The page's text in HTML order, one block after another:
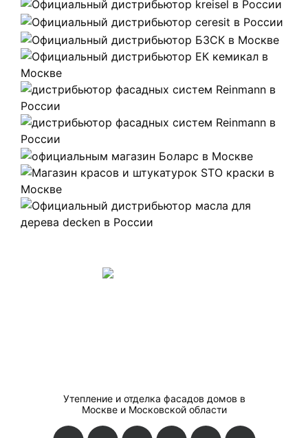
Утепление и отделка фасадов домов в
Москве и Московской области